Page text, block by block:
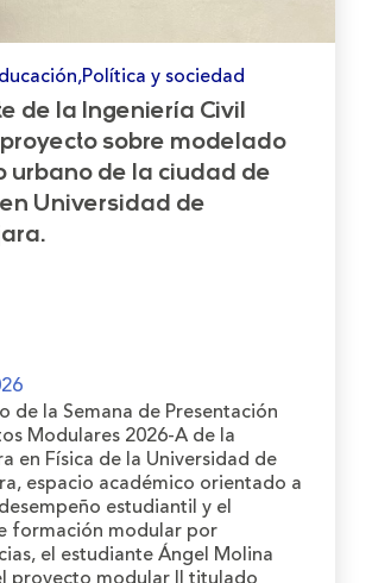
y sociedad
de la Ingeniería Civil
sobre modelado
urbano de la ciudad de
Universidad de
de la Semana de Presentación
Modulares 2026-A de la
en Física de la Universidad de
espacio académico orientado a
estudiantil y el
formación modular por
el estudiante Ángel Molina